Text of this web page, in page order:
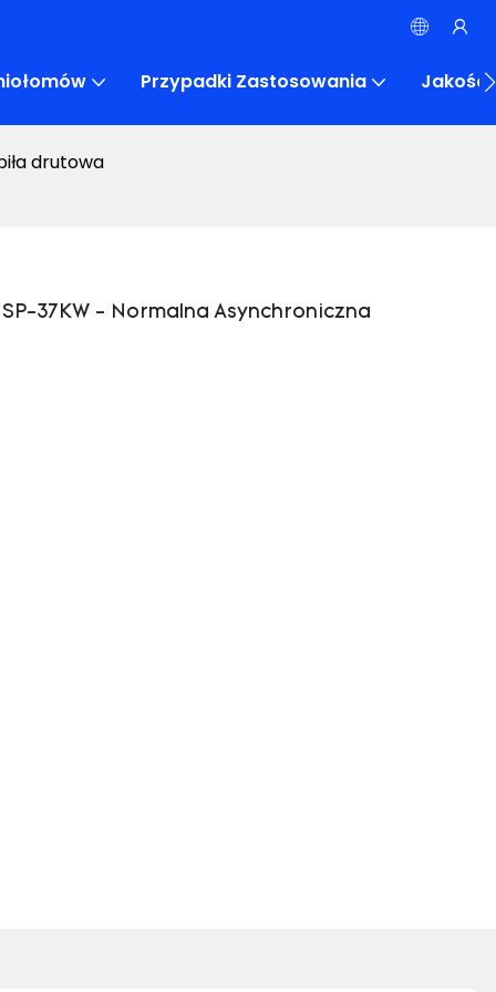
Przypadki Zastosowania Jakość
drutowa
37KW - Normalna Asynchroniczna